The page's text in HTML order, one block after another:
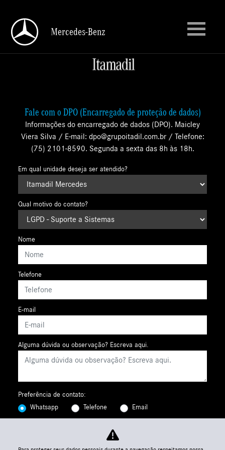
Mercedes-Benz
Fale com o DPO (Encarregado de proteção de dados)
Informações do encarregado de dados (DPO). Maicley
Viera Silva / E-mail: dpo@grupoitadil.com.br / Telefone:
(75) 2101-8590. Segunda a sexta das 8h às 18h.
Em qual unidade deseja ser atendido?
Qual motivo do contato?
Nome
Telefone
E-mail
Alguma dúvida ou observação? Escreva aqui.
Preferência de contato:
Whatsapp
Telefone Email
Declaro que li e concordo com os termos da
Mercedes-Benz